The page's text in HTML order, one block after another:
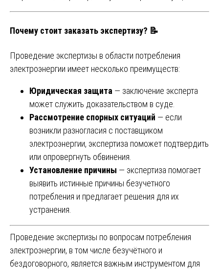
Почему стоит заказать экспертизу? 📝
Проведение экспертизы в области потребления
электроэнергии имеет несколько преимуществ:
Юридическая защита — заключение эксперта
может служить доказательством в суде.
Рассмотрение спорных ситуаций — если
возникли разногласия с поставщиком
электроэнергии, экспертиза поможет подтвердить
или опровергнуть обвинения.
Установление причины — экспертиза помогает
выявить истинные причины безучетного
потребления и предлагает решения для их
устранения.
Проведение экспертизы по вопросам потребления
электроэнергии, в том числе безучётного и
бездоговорного, является важным инструментом для